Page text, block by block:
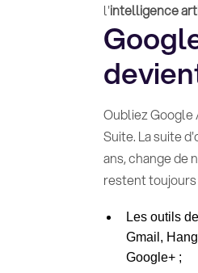
l'intelligence
Oubliez Google
Suite. La suite
ans, change de
restent
Les outils
Gmail,
Google+ ;